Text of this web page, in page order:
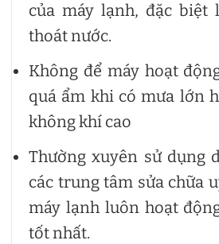
của máy lạnh, đặc biệt
thoát nước.
Không để máy hoạt
quá ẩm khi có mưa lớn
không khí cao
Thường xuyên sử dụng
các trung tâm sửa chữa
máy lạnh luôn hoạt
tốt nhất.